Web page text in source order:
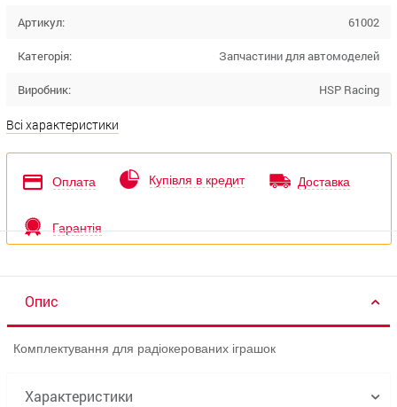
Артикул: 61002
Категорія: Запчастини для автомоделей
Виробник: HSP Racing
Всі характеристики
Оплата Купівля в кредит Доставка
Гарантія
Опис
Комплектування для радіокерованих іграшок
Характеристики